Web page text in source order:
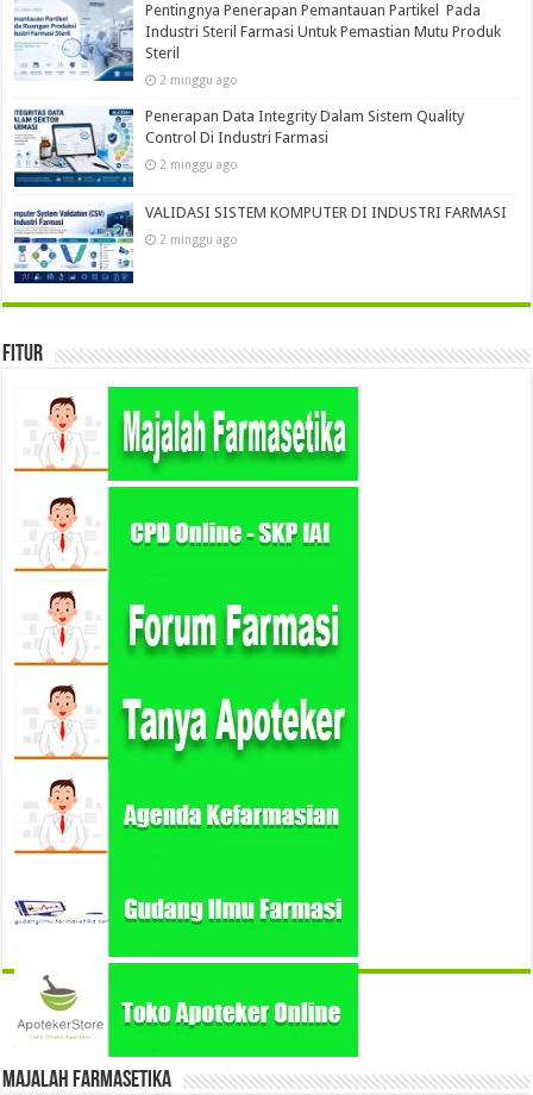
Pentingnya Penerapan Pemantauan Partikel Pada
Industri Steril Farmasi Untuk Pemastian Mutu Produk
Steril
2 minggu ago
Penerapan Data Integrity Dalam Sistem Quality
Control Di Industri Farmasi
2 minggu ago
VALIDASI SISTEM KOMPUTER DI INDUSTRI FARMASI
2 minggu ago
Fitur
Majalah Farmasetika